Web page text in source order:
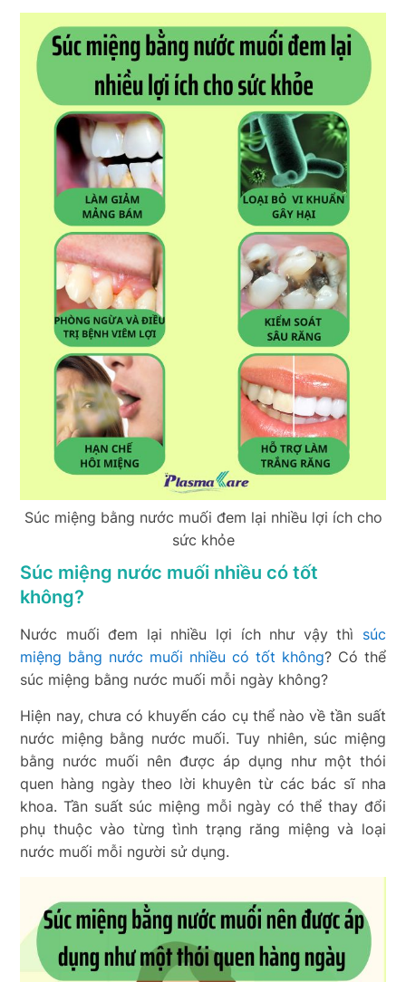
Súc miệng bằng nước muối đem lại nhiều lợi ích cho
sức khỏe
Súc miệng nước muối nhiều có tốt
không?
Nước muối đem lại nhiều lợi ích như vậy thì súc
miệng bằng nước muối nhiều có tốt không? Có thể
súc miệng bằng nước muối mỗi ngày không?
Hiện nay, chưa có khuyến cáo cụ thể nào về tần suất
nước miệng bằng nước muối. Tuy nhiên, súc miệng
bằng nước muối nên được áp dụng như một thói
quen hàng ngày theo lời khuyên từ các bác sĩ nha
khoa. Tần suất súc miệng mỗi ngày có thể thay đổi
phụ thuộc vào từng tình trạng răng miệng và loại
nước muối mỗi người sử dụng.